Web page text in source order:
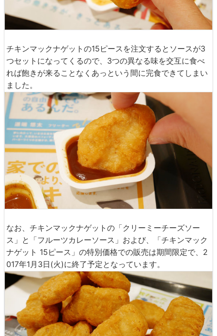
チキンマックナゲットの15ピースを注文するとソースが3
つセットになってくるので、3つの異なる味を交互に食べ
れば飽きが来ることなくあっという間に完食できてしまい
ました。
なお、チキンマックナゲットの「クリーミーチーズソー
ス」と「フルーツカレーソース」および、「チキンマック
ナゲット 15ピース」の特別価格での販売は期間限定で、2
017年1月3日(火)に終了予定となっています。